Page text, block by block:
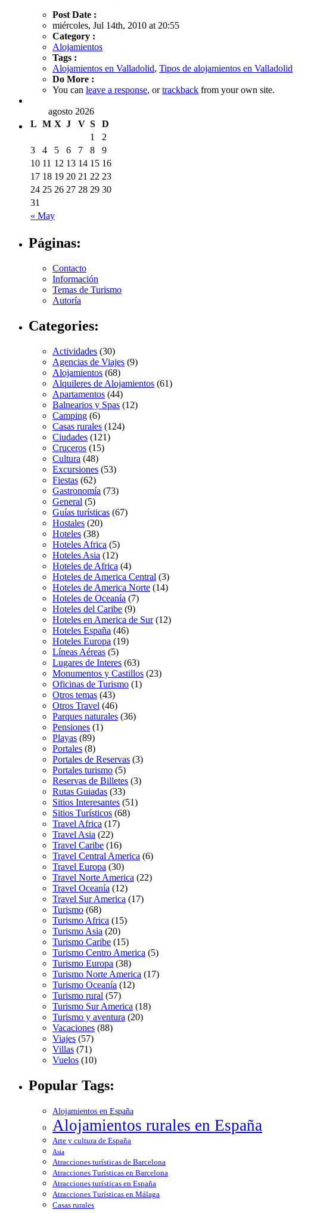
Post Date :
miércoles, Jul 14th, 2010 at 20:55
Category :
Alojamientos
Tags :
Alojamientos en Valladolid, Tipos de alojamientos en Valladolid
Do More :
You can leave a response, ortrackback from your own site.
agosto 2026
L M X J V S D
« May
1
2
3
4 5 6 7 8
9
10 11 12 13 14 15 16
17 18 19 20 21 22 23
24 25 26 27 28 29 30
31
Páginas:
Contacto
Información
Temas de Turismo
Autoría
Categories:
Actividades (30)
Agencias de Viajes (9)
Alojamientos (68)
Alquileres de Alojamientos (61)
Apartamentos (44)
Balnearios y Spas (12)
Camping (6)
Casas rurales (124)
Ciudades (121)
Cruceros (15)
Cultura (48)
Excursiones (53)
Fiestas (62)
Gastronomía (73)
General (5)
Guías turísticas (67)
Hostales (20)
Hoteles (38)
Hoteles Africa (5)
Hoteles Asia (12)
Hoteles de Africa (4)
Hoteles de America Central (3)
Hoteles de America Norte (14)
Hoteles de Oceanía (7)
Hoteles del Caribe (9)
Hoteles en America de Sur(12)
Hoteles España (46)
Hoteles Europa (19)
Líneas Aéreas (5)
Lugares de Interes (63)
Monumentos y Castillos (23)
Oficinas de Turismo (1)
Otros temas (43)
Otros Travel (46)
Parques naturales (36)
Pensiones (1)
Playas (89)
Portales (8)
Portales de Reservas (3)
Portales turismo (5)
Reservas de Billetes (3)
Rutas Guiadas (33)
Sitios Interesantes (51)
Sitios Turísticos (68)
Travel Africa (17)
Travel Asia (22)
Travel Caribe (16)
Travel Central America (6)
Travel Europa (30)
Travel Norte America (22)
Travel Oceanía (12)
Travel Sur America (17)
Turismo (68)
Turismo Africa (15)
Turismo Asia (20)
Turismo Caribe (15)
Turismo Centro America (5)
Turismo Europa (38)
Turismo Norte America (17)
Turismo Oceanía (12)
Turismo rural (57)
Turismo Sur America (18)
Turismo y aventura (20)
Vacaciones (88)
Viajes (57)
Villas (71)
Vuelos (10)
Popular Tags:
Alojamientos en España
Alojamientos rurales en España
Arte y cultura de España
Asia
Atracciones turísticas de Barcelona
Atracciones Turísticas en Barcelona
Atracciones turísticas en España
Atracciones Turísticas en Málaga
Casas rurales